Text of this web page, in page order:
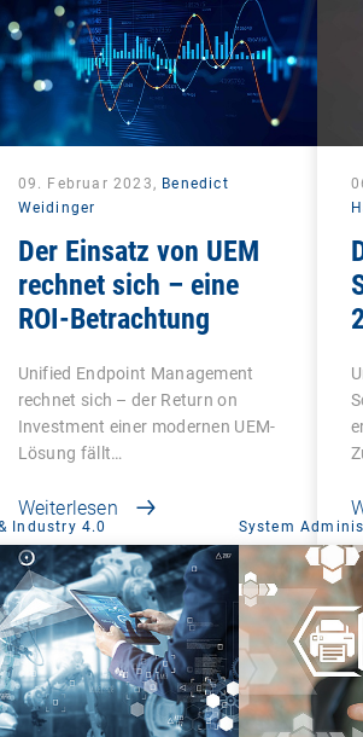
09. Februar 2023, Benedict
Weidinger
Der Einsatz von UEM
rechnet sich – eine
ROI-Betrachtung
Unified Endpoint Management
rechnet sich – der Return on
Investment einer modernen UEM-
Lösung fällt…
Weiterlesen
Industry 4.0 System